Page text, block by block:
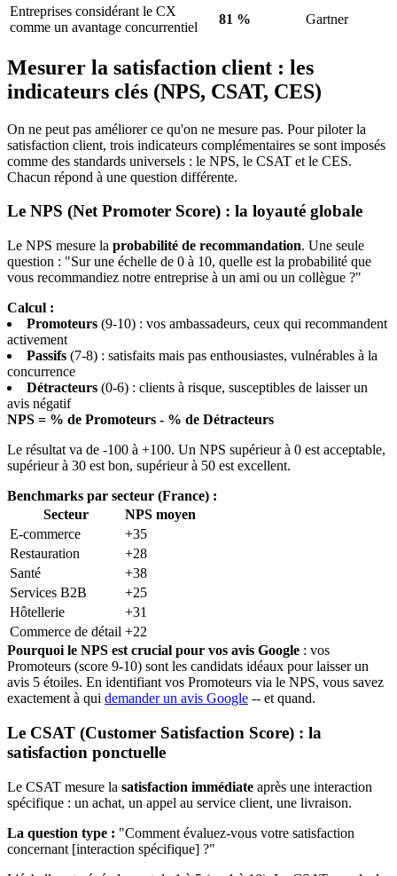
Entreprises considérant le CX
comme un avantage concurrentiel
81 % Gartner
Mesurer la satisfaction client : les
indicateurs clés (NPS, CSAT, CES)
On ne peut pas améliorer ce qu'on ne mesure pas. Pour piloter la
satisfaction client, trois indicateurs complémentaires se sont imposés
comme des standards universels : le NPS, le CSAT et le CES.
Chacun répond à une question différente.
Le NPS (Net Promoter Score) : la loyauté globale
Le NPS mesure la probabilité de recommandation. Une seule
question : "Sur une échelle de 0 à 10, quelle est la probabilité que
vous recommandiez notre entreprise à un ami ou un collègue ?"
Calcul :
Promoteurs (9-10) : vos ambassadeurs, ceux qui recommandent
activement
Passifs (7-8) : satisfaits mais pas enthousiastes, vulnérables à la
concurrence
Détracteurs (0-6) : clients à risque, susceptibles de laisser un
avis négatif
NPS = % de Promoteurs - % de Détracteurs
Le résultat va de -100 à +100. Un NPS supérieur à 0 est acceptable,
supérieur à 30 est bon, supérieur à 50 est excellent.
Benchmarks par secteur (France) :
Secteur
NPS moyen
E-commerce
+35
Restauration
+28
Santé
+38
Services B2B
+25
Hôtellerie
+31
Commerce de détail +22
Pourquoi le NPS est crucial pour vos avis Google : vos
Promoteurs (score 9-10) sont les candidats idéaux pour laisser un
avis 5 étoiles. En identifiant vos Promoteurs via le NPS, vous savez
exactement à qui demander un avis Google -- et quand.
Le CSAT (Customer Satisfaction Score) : la
satisfaction ponctuelle
Le CSAT mesure la satisfaction immédiate après une interaction
spécifique : un achat, un appel au service client, une livraison.
La question type : "Comment évaluez-vous votre satisfaction
concernant [interaction spécifique] ?"